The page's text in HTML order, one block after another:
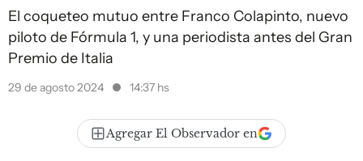
El coqueteo mutuo entre Franco Colapinto, nuevo
piloto de Fórmula 1, y una periodista antes del Gran
Premio de Italia
29 de agosto 2024 14:37 hs
Agregar El Observador en